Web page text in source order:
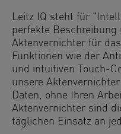
Leitz IQ steht für
perfekte
Aktenvernichter für
Funktionen wie der
und intuitiven Touch-
unsere
Daten, ohne Ihren
Aktenvernichter sind
täglichen Einsatz an